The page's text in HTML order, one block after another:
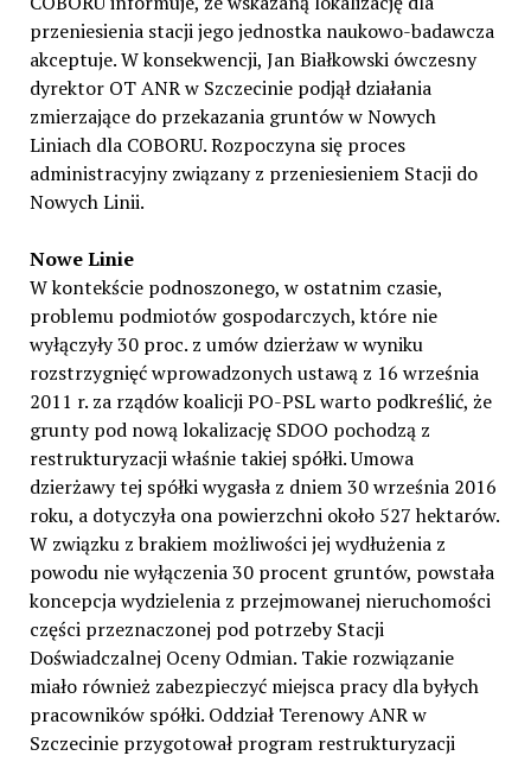
przeniesienia stacji jego jednostka naukowo-badawcza
akceptuje. W konsekwencji, Jan Białkowski ówczesny
dyrektor OT ANR w Szczecinie podjął działania
zmierzające do przekazania gruntów w Nowych
Liniach dla COBORU. Rozpoczyna się proces
administracyjny związany z przeniesieniem Stacji do
Nowych Linii.
Nowe Linie
W kontekście podnoszonego, w ostatnim czasie,
problemu podmiotów gospodarczych, które nie
wyłączyły 30 proc. z umów dzierżaw w wyniku
rozstrzygnięć wprowadzonych ustawą z 16 września
2011 r. za rządów koalicji PO-PSL warto podkreślić, że
grunty pod nową lokalizację SDOO pochodzą z
restrukturyzacji właśnie takiej spółki. Umowa
dzierżawy tej spółki wygasła z dniem 30 września 2016
roku, a dotyczyła ona powierzchni około 527 hektarów.
W związku z brakiem możliwości jej wydłużenia z
powodu nie wyłączenia 30 procent gruntów, powstała
koncepcja wydzielenia z przejmowanej nieruchomości
części przeznaczonej pod potrzeby Stacji
Doświadczalnej Oceny Odmian. Takie rozwiązanie
miało również zabezpieczyć miejsca pracy dla byłych
pracowników spółki. Oddział Terenowy ANR w
Szczecinie przygotował program restrukturyzacji